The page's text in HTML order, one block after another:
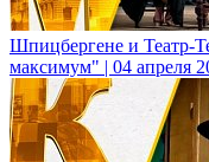
Шпицбергене и Театр-
максимум" | 04 апреля